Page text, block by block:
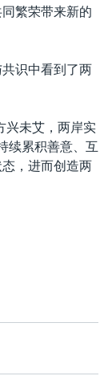
繁荣带来新的
识中看到了两
兴未艾，两岸实
续累积善意、互
，进而创造两